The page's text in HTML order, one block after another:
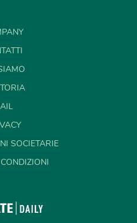
SOCIETARIE